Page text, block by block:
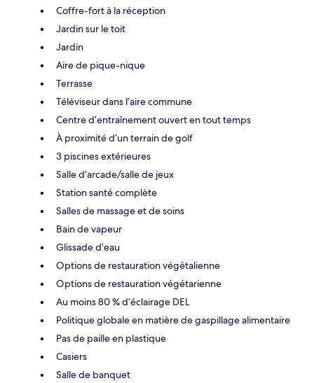
Coffre-fort à la réception
Jardin sur le toit
Jardin
Aire de pique-nique
Terrasse
Téléviseur dans l’aire commune
Centre d’entraînement ouvert en tout temps
À proximité d’un terrain de golf
3 piscines extérieures
Salle d’arcade/salle de jeux
Station santé complète
Salles de massage et de soins
Bain de vapeur
Glissade d’eau
Options de restauration végétalienne
Options de restauration végétarienne
Au moins 80 % d’éclairage DEL
Politique globale en matière de gaspillage alimentaire
Pas de paille en plastique
Casiers
Salle de banquet